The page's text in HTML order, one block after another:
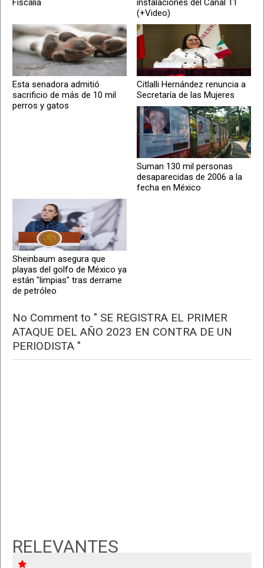
Fiscalía
instalaciones del Canal 11
(+Video)
Esta senadora admitió
sacrificio de más de 10 mil
perros y gatos
Citlalli Hernández renuncia a
Secretaría de las Mujeres
Suman 130 mil personas
desaparecidas de 2006 a la
fecha en México
Sheinbaum asegura que
playas del golfo de México ya
están "limpias" tras derrame
de petróleo
No Comment to " SE REGISTRA EL PRIMER
ATAQUE DEL AÑO 2023 EN CONTRA DE UN
PERIODISTA "
RELEVANTES